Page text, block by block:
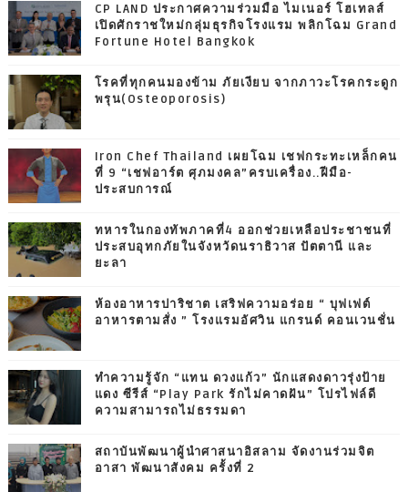
CP LAND ประกาศความร่วมมือ ไมเนอร์ โฮเทลส์
เปิดศักราชใหม่กลุ่มธุรกิจโรงแรม พลิกโฉม Grand
Fortune Hotel Bangkok
โรคที่ทุกคนมองข้าม ภัยเงียบ จากภาวะโรคกระดูก
พรุน(Osteoporosis)
Iron Chef Thailand เผยโฉม เชฟกระทะเหล็กคน
ที่ 9 “เชฟอาร์ต ศุภมงคล”ครบเครื่อง..ฝีมือ-
ประสบการณ์
ทหารในกองทัพภาคที่4 ออกช่วยเหลือประชาชนที่
ประสบอุทกภัยในจังหวัดนราธิวาส ปัตตานี และ
ยะลา
ห้องอาหารปาริชาต เสริฟความอร่อย “ บุฟเฟต์
อาหารตามสั่ง ” โรงแรมอัศวิน แกรนด์ คอนเวนชั่น
ทำความรู้จัก “แทน ดวงแก้ว” นักแสดงดาวรุ่งป้าย
แดง ซีรีส์ “Play Park รักไม่คาดฝัน” โปรไฟล์ดี
ความสามารถไม่ธรรมดา
สถาบันพัฒนาผู้นำศาสนาอิสลาม จัดงานร่วมจิต
อาสา พัฒนาสังคม ครั้งที่ 2